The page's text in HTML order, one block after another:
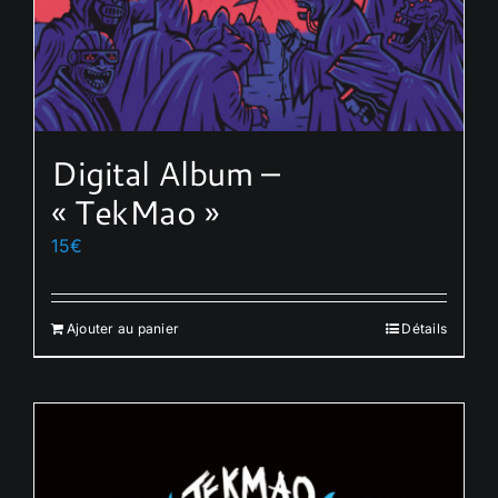
du
produit
Digital Album –
« TekMao »
15€
Ajouter au panier Détails